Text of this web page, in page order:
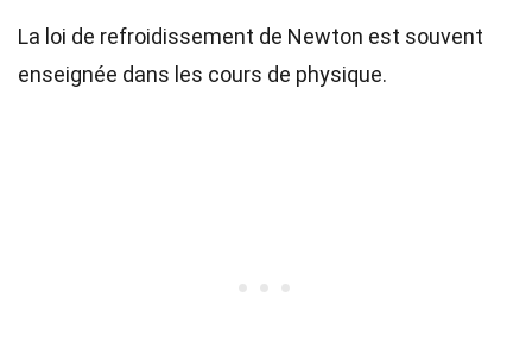
La loi de refroidissement de Newton est souvent
enseignée dans les cours de physique.